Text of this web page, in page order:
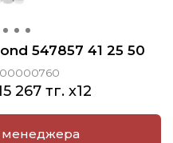
547857 41 25 50
267 тг. x12
менеджера